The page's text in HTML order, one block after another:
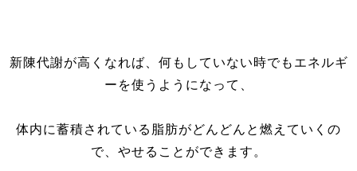
新陳代謝が高くなれば、何もしていない時でもエネルギ
ーを使うようになって、
体内に蓄積されている脂肪がどんどんと燃えていくの
で、やせることができます。